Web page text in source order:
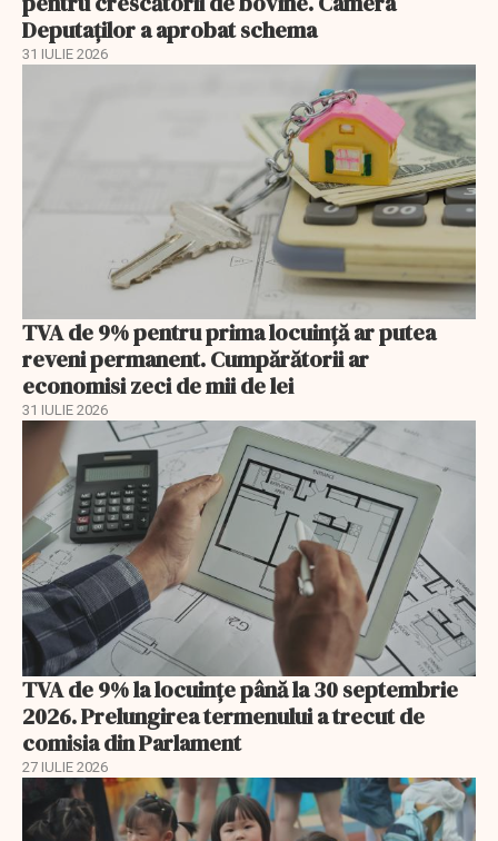
Deputaților a aprobat schema
31 IULIE 2026
TVA de 9% pentru prima locuință ar putea
reveni permanent. Cumpărătorii ar
economisi zeci de mii de lei
31 IULIE 2026
TVA de 9% la locuințe până la 30 septembrie
2026. Prelungirea termenului a trecut de
comisia din Parlament
27 IULIE 2026